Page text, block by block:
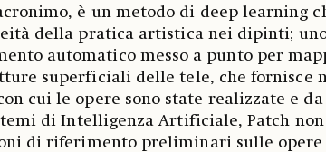
è un metodo di deep learning
della pratica artistica nei dipinti;
automatico messo a punto per
superficiali delle tele, che fornisce
cui le opere sono state realizzate e
di Intelligenza Artificiale, Patch
di riferimento preliminari sulle